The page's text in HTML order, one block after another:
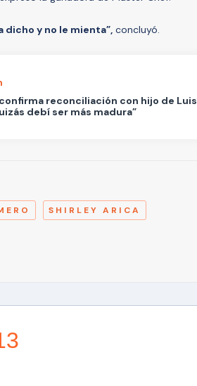
dicho y no le mienta”, concluyó.
reconciliación con hijo de Luis
debí ser más madura”
SHIRLEY ARICA